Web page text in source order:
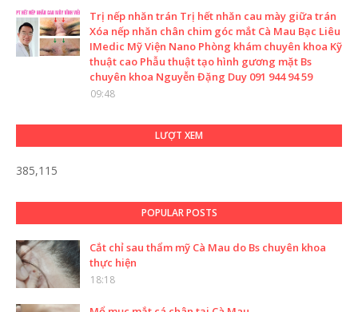
Trị nếp nhăn trán Trị hết nhăn cau mày giữa trán
Xóa nếp nhăn chân chim góc mắt Cà Mau Bạc Liêu
IMedic Mỹ Viện Nano Phòng khám chuyên khoa Kỹ
thuật cao Phẫu thuật tạo hình gương mặt Bs
chuyên khoa Nguyễn Đặng Duy 091 944 94 59
09:48
LƯỢT XEM
385,115
POPULAR POSTS
Cắt chỉ sau thẩm mỹ Cà Mau do Bs chuyên khoa
thực hiện
18:18